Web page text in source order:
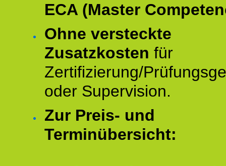
ECA (Master
Ohne versteckte
Zusatzkosten für
Zertifizierung/
oder Supervision.
Zur Preis- und
Terminübersicht: